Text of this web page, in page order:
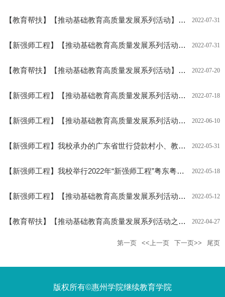
【教育帮扶】 【推动基础教育高质量发展系列活动】强师培训 封闭赋能 2022-07-31
【新强师工程】 【推动基础教育高质量发展系列活动】强师培训 封闭赋能 2022-07-31
【教育帮扶】 【推动基础教育高质量发展系列活动】全口径全方位融入式帮扶粤东粤西粤北地区高中教师培训班(惠州市“三区”高中教师培训班)顺利开班 2022-07-20
【新强师工程】 【推动基础教育高质量发展系列活动】粤东粤西粤北地区教师全员轮训项目中小教学教研质量提升培训班、德育工作创新专题培训班在我校开班 2022-07-18
【新强师工程】 【推动基础教育高质量发展系列活动】我校一省级培训项目获绩效评估优秀 2022-06-10
【新强师工程】 我校承办的广东省世行贷款村小、教学点教师全科教学能力提升培训项目圆满收官 2022-05-31
【新强师工程】 我校举行2022年“新强师工程”粤东粤西粤北地区教师全员轮训项目方案论证会 2022-05-18
【新强师工程】 【推动基础教育高质量发展系列活动】我校举行2022年“新强师工程”粤东粤西粤北地区教师全员轮训项目方案论证会 2022-05-12
【教育帮扶】 【推动基础教育高质量发展系列活动之六】郑文率队走访惠州市教育局共商基础教育高质量发展工作 2022-04-27
第一页 <<上一页 下一页>> 尾页
版权所有©惠州学院继续教育学院